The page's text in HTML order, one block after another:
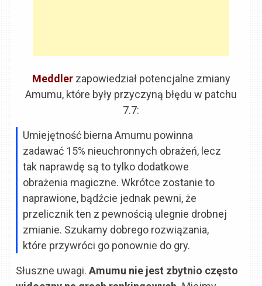
Meddlerzapowiedział potencjalne zmiany
Amumu, które były przyczyną błędu w patchu
7.7:
Umiejętność bierna Amumu powinna
zadawać 15% nieuchronnych obrażeń, lecz
tak naprawdę są to tylko dodatkowe
obrażenia magiczne. Wkrótce zostanie to
naprawione, bądźcie jednak pewni, że
przelicznik ten z pewnością ulegnie drobnej
zmianie. Szukamy dobrego rozwiązania,
które przywróci go ponownie do gry.
Słuszne uwagi.Amumu nie jest zbytnio często